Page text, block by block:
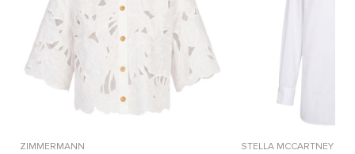
ZIMMERMANN STELLA MCCARTNEY